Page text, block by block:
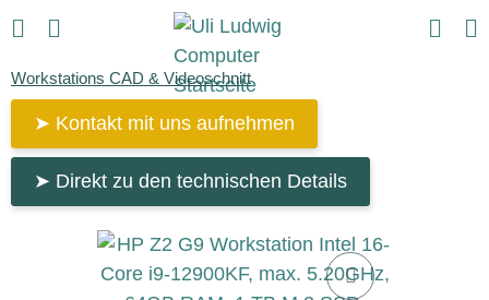
Workstations CAD & Videoschnitt
➤ Kontakt mit uns aufnehmen
➤ Direkt zu den technischen Details